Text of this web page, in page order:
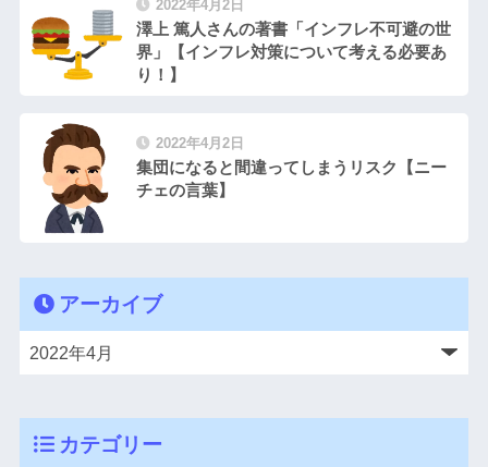
2022年4月2日
澤上 篤人さんの著書「インフレ不可避の世
界」【インフレ対策について考える必要あ
り！】
2022年4月2日
集団になると間違ってしまうリスク【ニー
チェの言葉】
アーカイブ
カテゴリー